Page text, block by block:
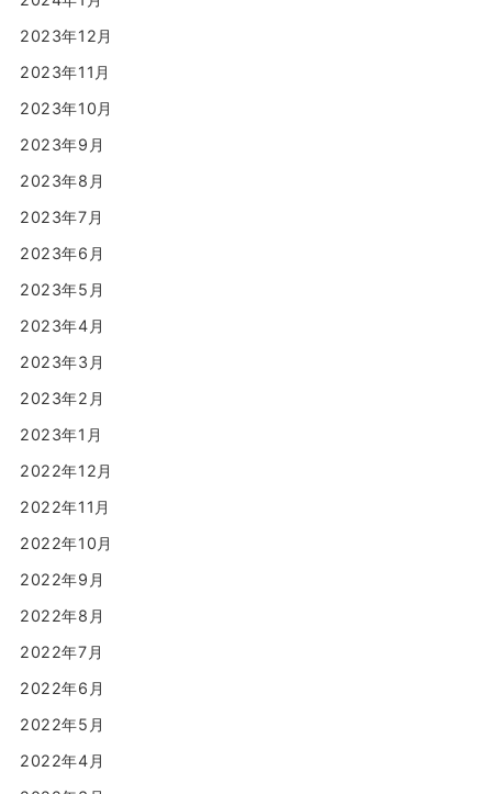
2023年12月
2023年11月
2023年10月
2023年9月
2023年8月
2023年7月
2023年6月
2023年5月
2023年4月
2023年3月
2023年2月
2023年1月
2022年12月
2022年11月
2022年10月
2022年9月
2022年8月
2022年7月
2022年6月
2022年5月
2022年4月